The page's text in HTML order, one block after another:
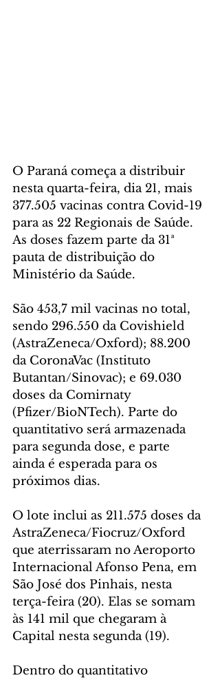
O Paraná começa a distribuir
nesta quarta-feira, dia 21, mais
377.505 vacinas contra Covid-19
para as 22 Regionais de Saúde.
As doses fazem parte da 31ª
pauta de distribuição do
Ministério da Saúde.
São 453,7 mil vacinas no total,
sendo 296.550 da Covishield
(AstraZeneca/Oxford); 88.200
da CoronaVac (Instituto
Butantan/Sinovac); e 69.030
doses da Comirnaty
(Pfizer/BioNTech). Parte do
quantitativo será armazenada
para segunda dose, e parte
ainda é esperada para os
próximos dias.
O lote inclui as 211.575 doses da
AstraZeneca/Fiocruz/Oxford
que aterrissaram no Aeroporto
Internacional Afonso Pena, em
São José dos Pinhais, nesta
terça-feira (20). Elas se somam
às 141 mil que chegaram à
Capital nesta segunda (19).
Dentro do quantitativo